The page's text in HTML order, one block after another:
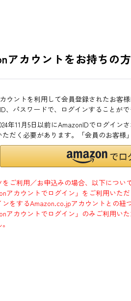
アカウントをお持ちの方
ウントを利用して会員登録されたお客様
、パスワードで、ログインすることがで
年11月5日以前にAmazonIDでログイン
ただく必要があります。「会員のお客様
ご利用／お申込みの場合、以下につい
アカウントでログイン」をご利用いた
ンをするAmazon.co.jpアカウントとの紐
アカウントでログイン」のみご利用い